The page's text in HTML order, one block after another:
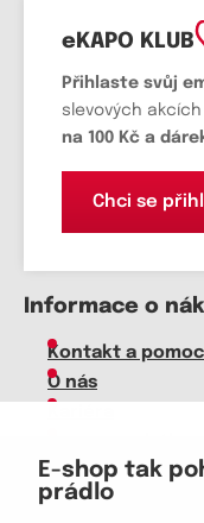
E-shop tak
prádlo
eKAPO KLUB
Přihlaste svůj
slevových akcích
na 100 Kč a
Chci se
Informace o
Kontakt a pomoc
O nás
Velkoobchod
Vrácení zboží,